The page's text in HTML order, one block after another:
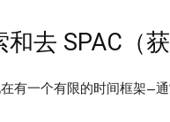
去 SPAC（获
有一个有限的时间框架–